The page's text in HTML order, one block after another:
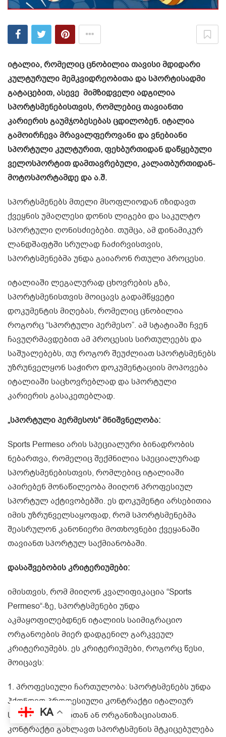
იტალია, რომელიც ცნობილია თავისი მდიდარი
კულტურული მემკვიდრეობითა და სპორტისადმი
გატაცებით, ასევე მიმზიდველი ადგილია
სპორტსმენებისთვის, რომლებიც თავიანთი
კარიერის გაუმჯობესებას ცდილობენ. იტალია
გამოირჩევა მრავალფეროვანი და ვნებიანი
სპორტული კულტურით, ფეხბურთიდან დაწყებული
ველოსპორტით დამთავრებული, კალათბურთიდან-
მოტოსპორტამდე და ა.შ.
სპორტსმენებს მთელი მსოფლიოდან იზიდავთ
ქვეყნის უმაღლესი დონის ლიგები და საკულტო
სპორტული ღონისძიებები. თუმცა, ამ დინამიკურ
ლანდშაფტში სრულად ჩაძირვისთვის,
სპორტსმენებმა უნდა გაიარონ რთული პროცესი.
იტალიაში ლეგალურად ცხოვრების გზა,
სპორტსმენისთვის მოიცავს გადამწყვეტი
დოკუმენტის მიღებას, რომელიც ცნობილია
როგორც “სპორტული პერმესო”. ამ სტატიაში ჩვენ
ჩავუღრმავდებით ამ პროცესის სირთულეებს და
საშუალებებს, თუ როგორ შეუძლიათ სპორტსმენებს
უზრუნველყონ საჭირო დოკუმენტაციის მოპოვება
იტალიაში საცხოვრებლად და სპორტული
კარიერის გასაკეთებლად.
„სპორტული პერმესოს“ მნიშვნელობა:
Sports Permeso არის სპეციალური ბინადრობის
ნებართვა, რომელიც შექმნილია სპეციალურად
სპორტსმენებისთვის, რომლებიც იტალიაში
აპირებენ მონაწილეობა მიიღონ პროფესიულ
სპორტულ აქტივობებში. ეს დოკუმენტი არსებითია
იმის უზრუნველსაყოფად, რომ სპორტსმენებმა
შეასრულონ კანონიერი მოთხოვნები ქვეყანაში
თავიანთ სპორტულ საქმიანობაში.
დასაშვებობის კრიტერიუმები:
იმისთვის, რომ მიიღონ კვალიფიკაცია “Sports
Permeso“-ზე, სპორტსმენები უნდა
აკმაყოფილებდნენ იტალიის საიმიგრაციო
ორგანოების მიერ დადგენილ გარკვეულ
კრიტერიუმებს. ეს კრიტერიუმები, როგორც წესი,
მოიცავს:
1. პროფესიული ჩართულობა: სპორტსმენებს უნდა
ჰქონდეთ პროფესიული კონტრაქტი იტალიურ
სპორტულ კლუბთან ან ორგანიზაციასთან.
კონტრაქტი გახლავთ სპორტსმენის მტკიცებულება
KA